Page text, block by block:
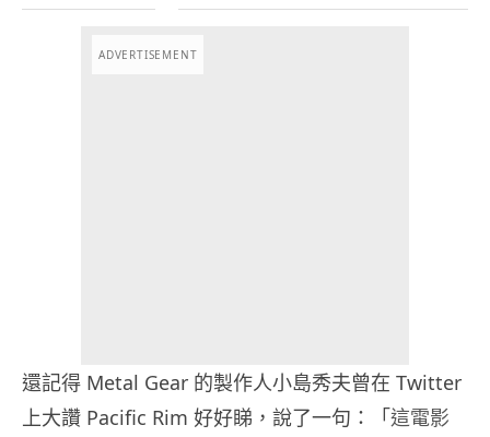
ADVERTISEMENT
還記得 Metal Gear 的製作人小島秀夫曾在 Twitter
上大讚 Pacific Rim 好好睇，說了一句：「這電影